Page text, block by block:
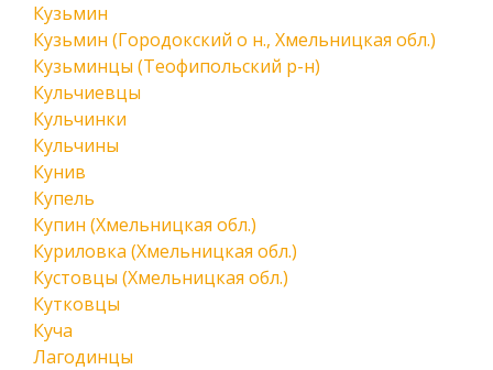
Кузьмин
Кузьмин (Городокский о н., Хмельницкая обл.)
Кузьминцы (Теофипольский р-н)
Кульчиевцы
Кульчинки
Кульчины
Кунив
Купель
Купин (Хмельницкая обл.)
Куриловка (Хмельницкая обл.)
Кустовцы (Хмельницкая обл.)
Кутковцы
Куча
Лагодинцы